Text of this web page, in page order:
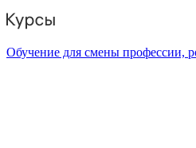
Обучение для смены профессии,